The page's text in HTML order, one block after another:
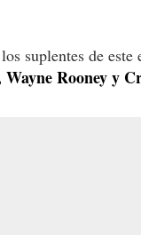
suplentes de este
Rooney y